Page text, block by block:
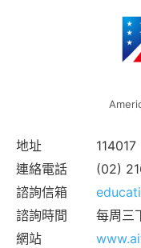
地址
連絡電話
(02)
諮詢信箱
諮詢時間
每周三
網站